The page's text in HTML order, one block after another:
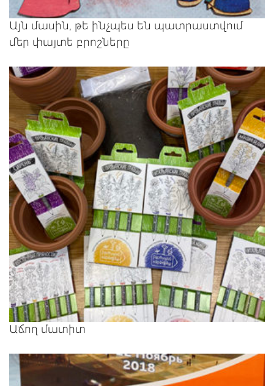
Այն մասին, թե ինչպես են պատրաստվում
մեր փայտե բրոշները
Աճող մատիտ